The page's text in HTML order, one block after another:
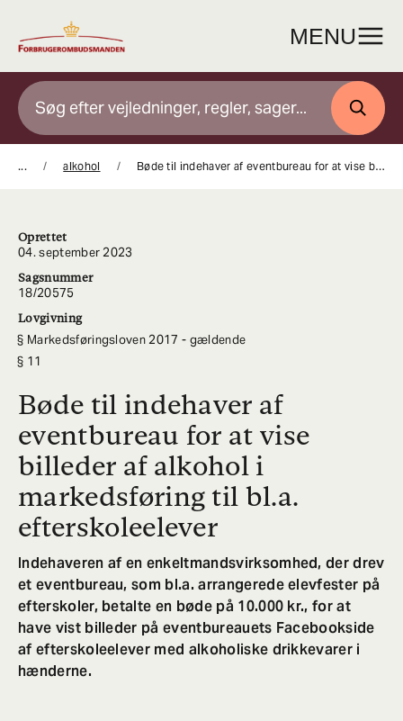
indhold
MENU
SØG
... alkohol Bøde til indehaver af eventbureau for at vise billeder af alkohol i markedsføring til bl.a. efterskoleelever
Oprettet
04. september 2023
Sagsnummer
18/20575
Lovgivning
Markedsføringsloven 2017 - gældende
11
Bøde til indehaver af
eventbureau for at vise
billeder af alkohol i
markedsføring til bl.a.
efterskoleelever
Indehaveren af en enkeltmandsvirksomhed, der drev
et eventbureau, som bl.a. arrangerede elevfester på
efterskoler, betalte en bøde på 10.000 kr., for at
have vist billeder på eventbureauets Facebookside
af efterskoleelever med alkoholiske drikkevarer i
hænderne.